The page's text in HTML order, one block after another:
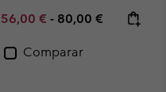
Minimum sale price:
56,00 € - Maximum price:
80,00 €
Comparar